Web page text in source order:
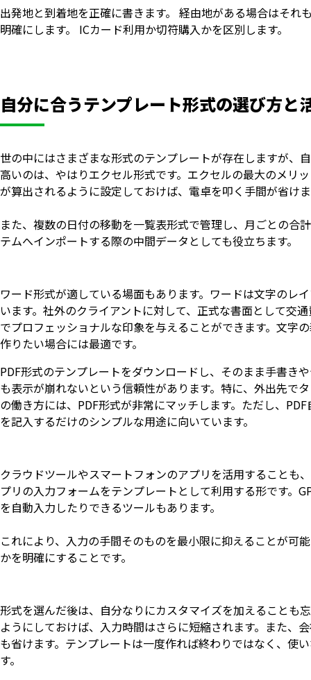
出発地と到着地を正確に書きます。 経由地がある場合はそ
明確にします。 ICカード利用か切符購入かを区別します。
自分に合うテンプレート形式の選び方と
世の中にはさまざまな形式のテンプレートが存在しますが、
高いのは、やはりエクセル形式です。エクセルの最大のメリ
が算出されるように設定しておけば、電卓を叩く手間が省け
また、複数の日付の移動を一覧表形式で管理し、月ごとの合
テムへインポートする際の中間データとしても役立ちます。
ワード形式が適している場面もあります。ワードは文字のレ
います。社外のクライアントに対して、正式な書面として交
でプロフェッショナルな印象を与えることができます。文字
作りたい場合には最適です。
PDF形式のテンプレートをダウンロードし、そのまま手書き
も表示が崩れないという信頼性があります。特に、外出先で
の働き方には、PDF形式が非常にマッチします。ただし、
を記入するだけのシンプルな用途に向いています。
クラウドツールやスマートフォンのアプリを活用することも
プリの入力フォームをテンプレートとして利用する形です。
を自動入力したりできるツールもあります。
これにより、入力の手間そのものを最小限に抑えることが可
かを明確にすることです。
形式を選んだ後は、自分なりにカスタマイズを加えることも
ようにしておけば、入力時間はさらに短縮されます。また、
も省けます。テンプレートは一度作れば終わりではなく、使
す。